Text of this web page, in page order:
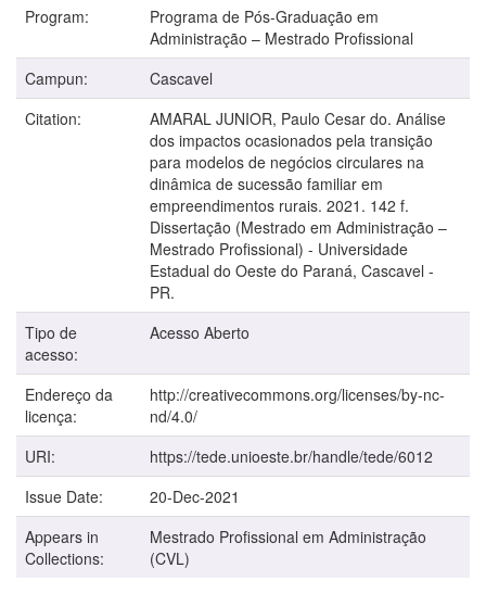
Program:
Programa de Pós-Graduação em
Administração – Mestrado Profissional
Campun:
Cascavel
Citation:
AMARAL JUNIOR, Paulo Cesar do. Análise
dos impactos ocasionados pela transição
para modelos de negócios circulares na
dinâmica de sucessão familiar em
empreendimentos rurais. 2021. 142 f.
Dissertação (Mestrado em Administração –
Mestrado Profissional) - Universidade
Estadual do Oeste do Paraná, Cascavel -
PR.
Tipo de
acesso:
Acesso Aberto
Endereço da
licença:
http://creativecommons.org/licenses/by-nc-
nd/4.0/
URI:
https://tede.unioeste.br/handle/tede/6012
Issue Date:
20-Dec-2021
Appears in
Collections:
Mestrado Profissional em Administração
(CVL)